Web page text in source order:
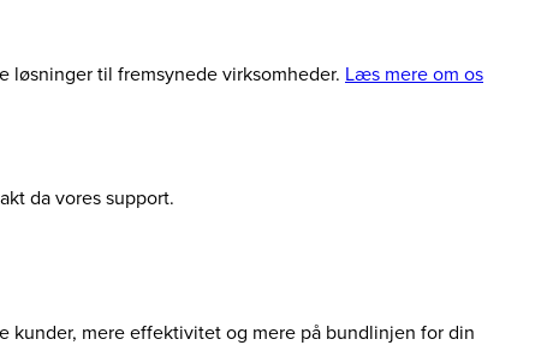
løsninger til fremsynede virksomheder. Læs mere om os
da vores support.
kunder, mere effektivitet og mere på bundlinjen for din